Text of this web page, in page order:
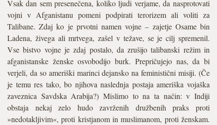
Vsak dan sem presenečena, koliko ljudi verjame, da nasprotovati
vojni v Afganistanu pomeni podpirati terorizem ali voliti za
Talibane. Zdaj ko je prvotni namen vojne – zajetje Osame bin
Ladena, živega ali mrtvega, zašel v težave, se je cilj spremenil.
Vse bistvo vojne je zdaj postalo, da zrušijo talibanski režim in
afganistanske ženske osvobodijo burk. Prepričujejo nas, da bi
verjeli, da so ameriški marinci dejansko na feministični misiji. (Če
je temu res tako, bo njihova naslednja postaja ameriška vojaška
zaveznica Savdska Arabija?) Mislimo to na ta način: v Indiji
obstaja nekaj zelo hudo zavrženih družbenih praks proti
»nedotakljivim«, proti kristjanom in muslimanom, proti ženskam.